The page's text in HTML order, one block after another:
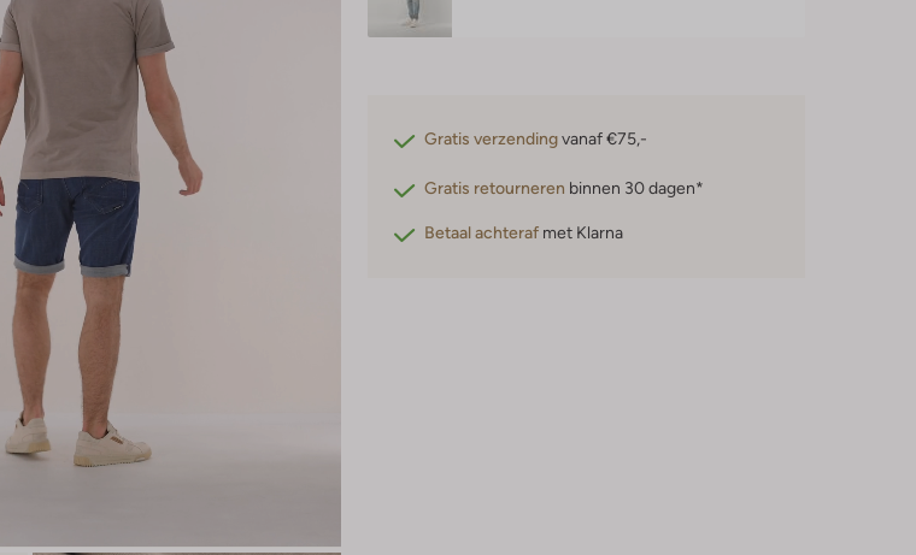
Gratis verzendingvanaf €75,-
Gratis retourneren binnen 30 dagen*
Betaal achteraf met Klarna